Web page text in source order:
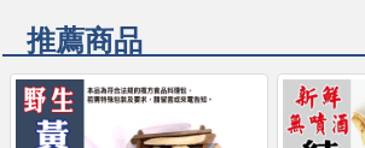
推薦商品